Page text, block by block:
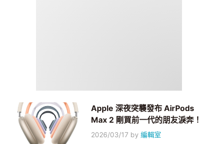
Apple 深夜突襲發布 AirPods
Max 2 剛買前一代的朋友淚奔！
2026/03/17 by編輯室